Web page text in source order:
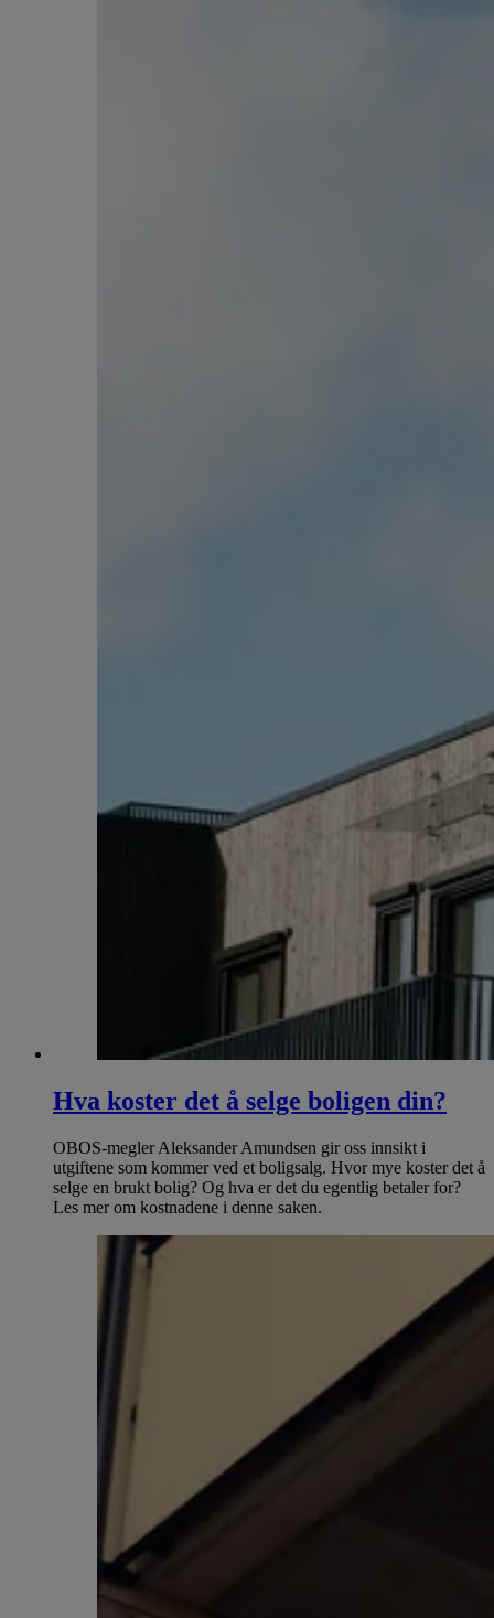
Hva koster det å selge boligen din?
OBOS-megler Aleksander Amundsen gir oss innsikt i
utgiftene som kommer ved et boligsalg. Hvor mye koster det å
selge en brukt bolig? Og hva er det du egentlig betaler for?
Les mer om kostnadene i denne saken.